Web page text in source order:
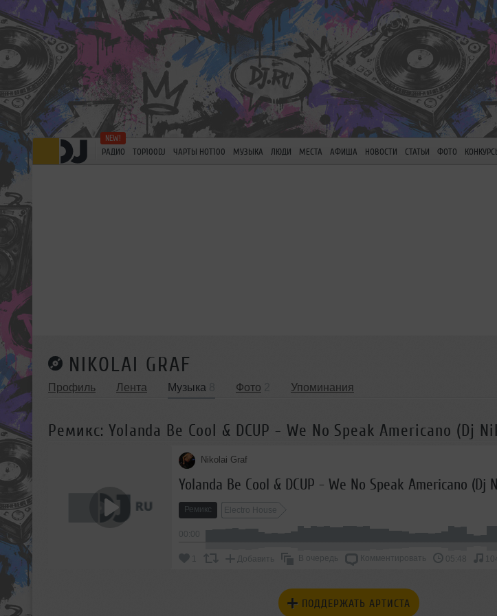
РАДИО TOP100DJ ЧАРТЫ HOT100 МУЗЫКА ЛЮДИ МЕСТА АФИША НОВОСТИ СТАТЬИ ФОТО
NIKOLAI GRAF
Профиль Лента Музыка Фото Упоминания
Ремикс: Yolanda Be Cool & DCUP - We No Speak Americano (Dj
Nikolai Graf
Yolanda Be Cool & DCUP - We No Speak Americano (Dj
Ремикс Electro House
Добавить В очередь Комментировать 05:48
ПОДДЕРЖАТЬ АРТИСТА